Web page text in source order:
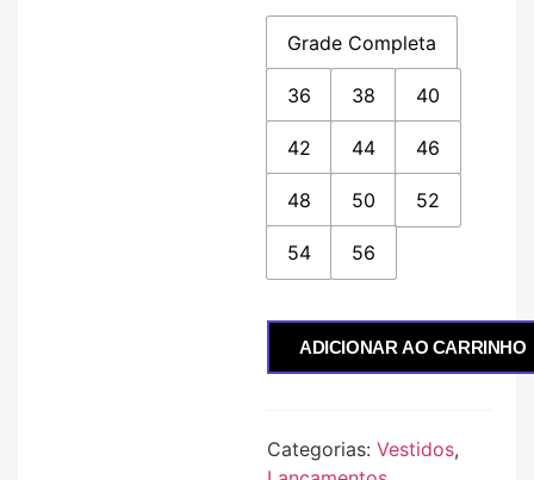
Grade Completa
36 38 40
42 44 46
48 50 52
54 56
ADICIONAR AO CARRINHO
Categorias: Vestidos,